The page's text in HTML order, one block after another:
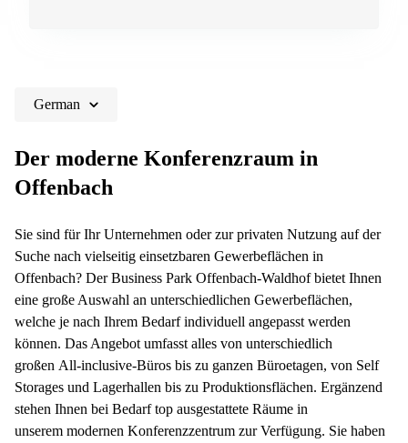
German
Der moderne Konferenzraum in
Offenbach
Sie sind für Ihr Unternehmen oder zur privaten Nutzung auf der
Suche nach vielseitig einsetzbaren Gewerbeflächen in
Offenbach? Der Business Park Offenbach-Waldhof bietet Ihnen
eine große Auswahl an unterschiedlichen Gewerbeflächen,
welche je nach Ihrem Bedarf individuell angepasst werden
können. Das Angebot umfasst alles von unterschiedlich
großen All-inclusive-Büros bis zu ganzen Büroetagen, von Self
Storages und Lagerhallen bis zu Produktionsflächen. Ergänzend
stehen Ihnen bei Bedarf top ausgestattete Räume in
unserem modernen Konferenzzentrum zur Verfügung. Sie haben